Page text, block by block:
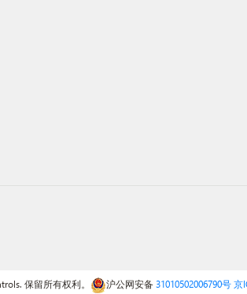
保留所有权利。 沪公网安备31010502006790号京